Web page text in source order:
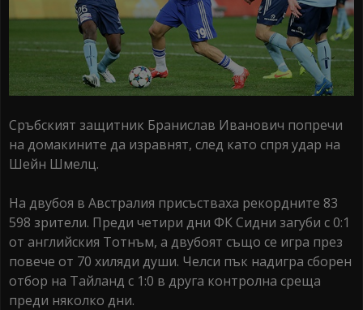
Сръбският защитник Бранислав Иванович попречи
на домакините да изравнят, след като спря удар на
Шейн Шмелц.
На двубоя в Австралия присъстваха рекордните 83
598 зрители. Преди четири дни ФК Сидни загуби с 0:1
от английския Тотнъм, а двубоят също се игра през
повече от 70 хиляди души. Челси пък надигра сборен
отбор на Тайланд с 1:0 в друга контролна среща
преди няколко дни.